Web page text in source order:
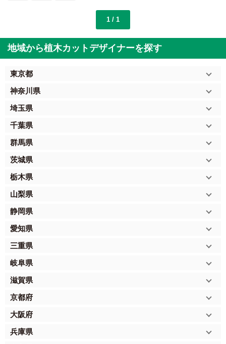
1 / 1
地域から植木カットデザイナーを探す
東京都
神奈川県
埼玉県
千葉県
群馬県
茨城県
栃木県
山梨県
静岡県
愛知県
三重県
岐阜県
滋賀県
京都府
大阪府
兵庫県